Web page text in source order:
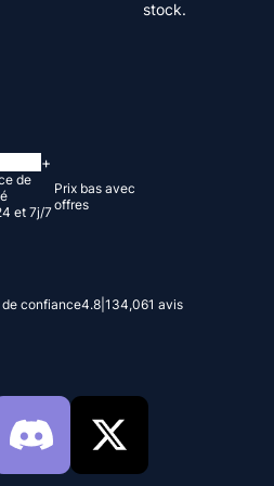
+
de
et 7j/7
Prix ​​bas avec
offres
stock.
confiance4.8 134,061 avis